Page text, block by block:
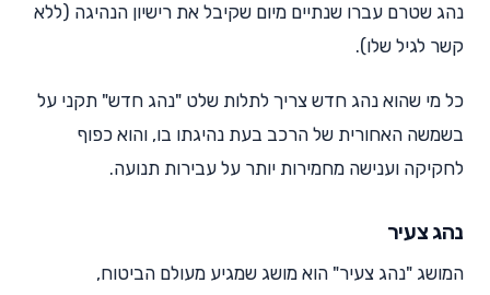
נהג שטרם עברו שנתיים מיום שקיבל את רישיון הנהיגה (ללא
קשר לגיל שלו).
כל מי שהוא נהג חדש צריך לתלות שלט "נהג חדש" תקני על
בשמשה האחורית של הרכב בעת נהיגתו בו, והוא כפוף
לחקיקה וענישה מחמירות יותר על עבירות תנועה.
נהג צעיר
המושג "נהג צעיר" הוא מושג שמגיע מעולם הביטוח,